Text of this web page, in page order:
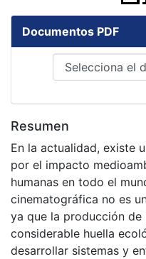
Documentos PDF
Resumen
En la actualidad, existe
por el impacto
humanas en todo el
cinematográfica no es
ya que la producción de
considerable huella
desarrollar sistemas y